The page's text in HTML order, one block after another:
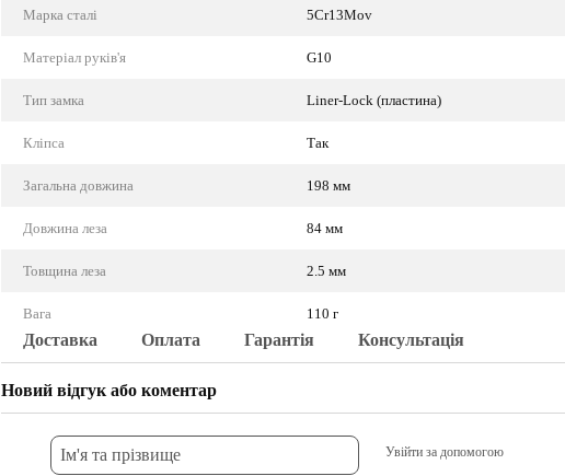
Марка сталі 5Cr13Mov
Матеріал руків'я G10
Тип замка Liner-Lock (пластина)
Кліпса Так
Загальна довжина 198 мм
Довжина леза 84 мм
Товщина леза 2.5 мм
Вага 110 г
Доставка Оплата Гарантія Консультація
Новий відгук або коментар
Увійти за допомогою